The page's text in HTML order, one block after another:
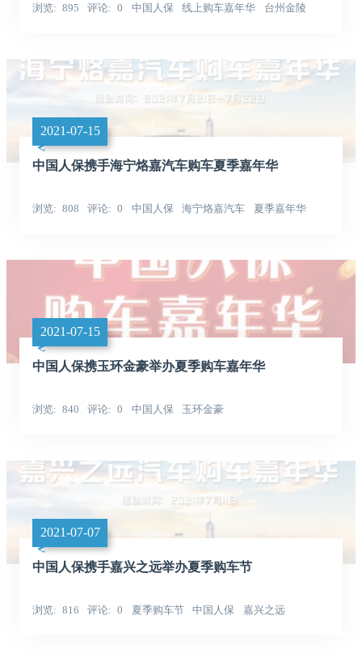
浏览 895 评论 0 中国人保 线上购车嘉年华 台州金陵
2021-07-15
中国人保携手海宁烙嘉汽车购车夏季嘉年华
浏览 808 评论 0 中国人保 海宁烙嘉汽车 夏季嘉年华
2021-07-15
中国人保携玉环金豪举办夏季购车嘉年华
浏览 840 评论 0 中国人保 玉环金豪
2021-07-07
中国人保携手嘉兴之远举办夏季购车节
浏览 816 评论 0 夏季购车节 中国人保 嘉兴之远